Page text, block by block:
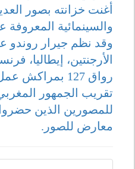
أغنت خزانته بصور
والسينمائية المعروفة
وقد نظم جيرار
الأرجنتين، إيطاليا،
رواق 127
تقريب الجمهور
للمصورين الذين
معارض للصور.